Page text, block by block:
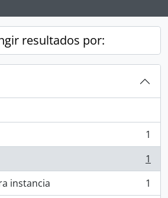
resultados por:
1
1
instancia
1